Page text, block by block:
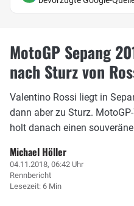
MotoGP Sepang
nach Sturz von
Valentino Rossi liegt in
dann aber zu Sturz.
holt danach einen
Michael Höller
04.11.2018, 06:42 Uhr
Rennbericht
Lesezeit: 6 Min